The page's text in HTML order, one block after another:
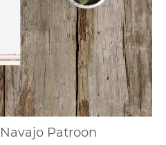
Patroon